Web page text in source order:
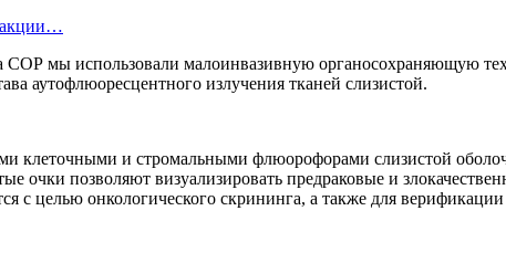
СОР мы использовали малоинвазивную
аутофлюоресцентного излучения тканей слизистой.
клеточными и стромальными флюорофорами слизистой
очки позволяют визуализировать предраковые и
с целью онкологического скрининга, а также для